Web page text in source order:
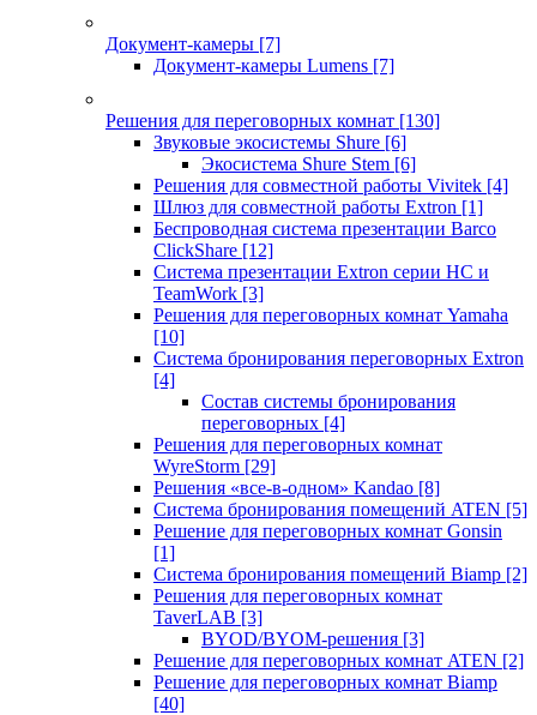
Документ-камеры [7]
Документ-камеры Lumens [7]
Решения для переговорных комнат [130]
Звуковые экосистемы Shure [6]
Экосистема Shure Stem [6]
Решения для совместной работы Vivitek [4]
Шлюз для совместной работы Extron [1]
Беспроводная система презентации Barco
ClickShare [12]
Система презентации Extron серии HC и
TeamWork [3]
Решения для переговорных комнат Yamaha
[10]
Система бронирования переговорных Extron
[4]
Состав системы бронирования
переговорных [4]
Решения для переговорных комнат
WyreStorm [29]
Решения «все-в-одном» Kandao [8]
Система бронирования помещений ATEN [5]
Решение для переговорных комнат Gonsin
[1]
Система бронирования помещений Biamp [2]
Решения для переговорных комнат
TaverLAB [3]
BYOD/BYOM-решения [3]
Решение для переговорных комнат ATEN [2]
Решение для переговорных комнат Biamp
[40]